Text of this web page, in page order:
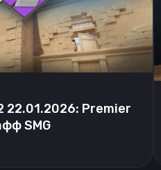
22.01.2026: Premier
SMG